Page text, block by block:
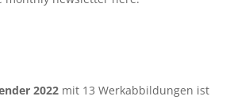
2022mit 13 Werkabbildungen ist